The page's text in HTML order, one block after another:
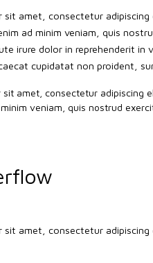
sit amet, consectetur
ad minim veniam, quis
irure dolor in reprehenderit
cupidatat non proident,
sit amet, consectetur adipiscing
veniam, quis nostrud